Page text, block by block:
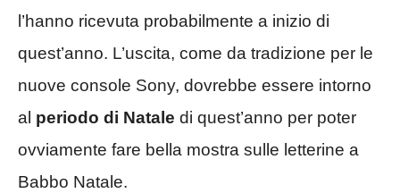
l’hanno ricevuta probabilmente a inizio di
quest’anno. L’uscita, come da tradizione per le
nuove console Sony, dovrebbe essere intorno
al periodo di Natale di quest’anno per poter
ovviamente fare bella mostra sulle letterine a
Babbo Natale.